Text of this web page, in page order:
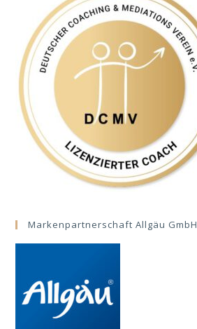
Markenpartnerschaft Allgäu GmbH